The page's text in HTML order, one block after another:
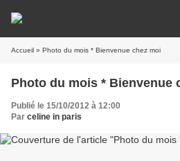
Accueil » Photo du mois * Bienvenue chez moi
Photo du mois * Bienvenue
Publié le 15/10/2012 à 12:00
Par celine in paris